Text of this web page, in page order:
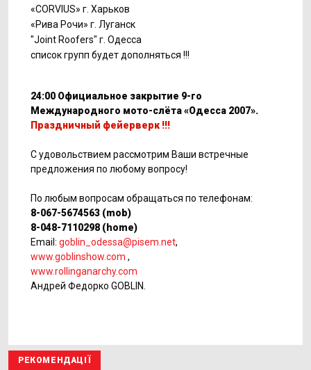
«CORVIUS» г. Харьков
«Рива Рочи» г. Луганск
"Joint Roofers" г. Одесса
список групп будет дополняться !!!
24:00 Официальное закрытие 9-го
Международного мото-слёта «Одесса 2007».
Праздничный фейерверк !!!
С удовольствием рассмотрим Ваши встречные
предложения по любому вопросу!
По любым вопросам обращаться по телефонам:
8-067-5674563 (mob)
8-048-7110298 (home)
Email: goblin_odessa@pisem.net,
www.goblinshow.com ,
www.rollinganarchy.com
Андрей Федорко GOBLIN.
РЕКОМЕНДАЦІЇ